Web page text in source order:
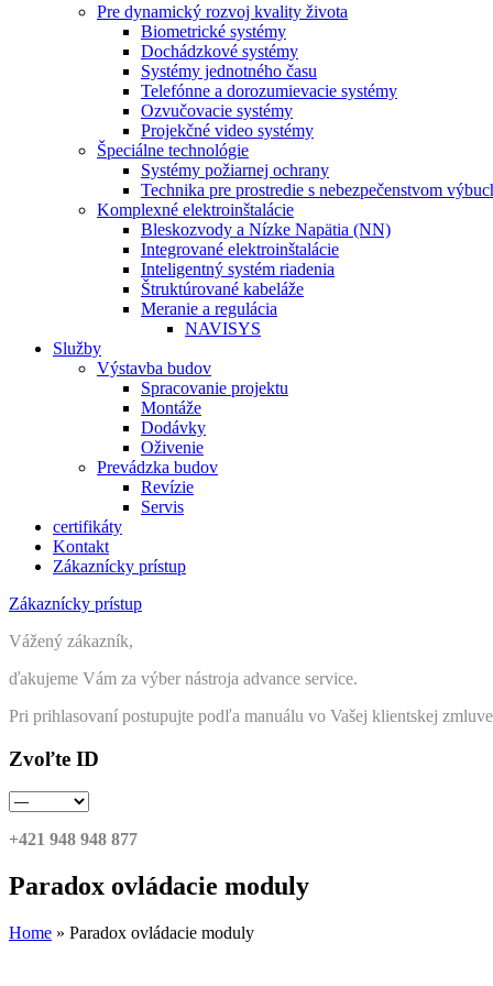
Pre dynamický rozvoj kvality života
Biometrické systémy
Dochádzkové systémy
Systémy jednotného času
Telefónne a dorozumievacie systémy
Ozvučovacie systémy
Projekčné video systémy
Špeciálne technológie
Systémy požiarnej ochrany
Technika pre prostredie s nebezpečenstvom
Komplexné elektroinštalácie
Bleskozvody a Nízke Napätia (NN)
Integrované elektroinštalácie
Inteligentný systém riadenia
Štruktúrované kabeláže
Meranie a regulácia
NAVISYS
Služby
Výstavba budov
Spracovanie projektu
Montáže
Dodávky
Oživenie
Prevádzka budov
Revízie
Servis
certifikáty
Kontakt
Zákaznícky prístup
Zákaznícky prístup
Vážený zákazník,
ďakujeme Vám za výber nástroja advance service.
Pri prihlasovaní postupujte podľa manuálu vo Vašej klientskej
Zvoľte ID
+421 948 948 877
Paradox ovládacie moduly
Home » Paradox ovládacie moduly